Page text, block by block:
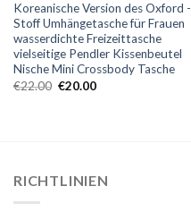
Koreanische Version des Oxford -
Stoff Umhängetasche für Frauen
wasserdichte Freizeittasche
vielseitige Pendler Kissenbeutel
Nische Mini Crossbody Tasche
€22.00 €20.00
RICHTLINIEN